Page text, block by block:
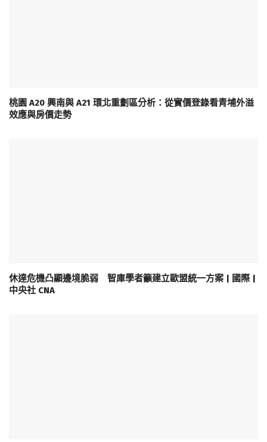
桃園 A20 興南與 A21 環北重劃區分析：從實價登錄看青埔外溢
效應與房價走勢
休達危機凸顯邊境脆弱 智庫學者籲建立歐盟統一方案 | 國際 |
中央社 CNA